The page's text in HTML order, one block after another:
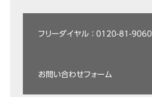
フリーダイヤル ： 0120-81-9060
お問い合わせフォーム